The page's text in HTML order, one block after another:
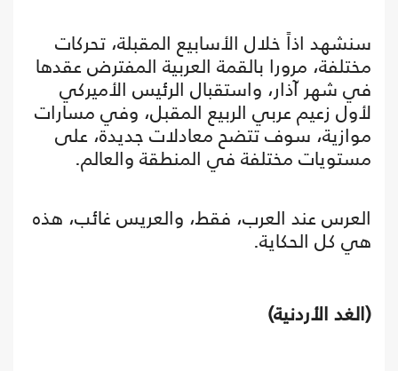
سنشهد اذاً خلال الأسابيع المقبلة، تحركات
مختلفة، مرورا بالقمة العربية المفترض عقدها
في شهر آذار، واستقبال الرئيس الأميركي
لأول زعيم عربي الربيع المقبل، وفي مسارات
موازية، سوف تتضح معادلات جديدة، على
مستويات مختلفة في المنطقة والعالم.
العرس عند العرب، فقط، والعريس غائب، هذه
هي كل الحكاية.
(الغد الأردنية)